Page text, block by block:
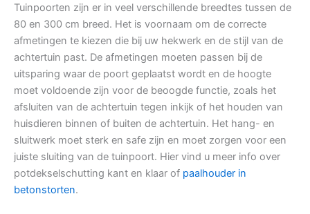
Tuinpoorten zijn er in veel verschillende breedtes tussen de
80 en 300 cm breed. Het is voornaam om de correcte
afmetingen te kiezen die bij uw hekwerk en de stijl van de
achtertuin past. De afmetingen moeten passen bij de
uitsparing waar de poort geplaatst wordt en de hoogte
moet voldoende zijn voor de beoogde functie, zoals het
afsluiten van de achtertuin tegen inkijk of het houden van
huisdieren binnen of buiten de achtertuin. Het hang- en
sluitwerk moet sterk en safe zijn en moet zorgen voor een
juiste sluiting van de tuinpoort. Hier vind u meer info over
potdekselschutting kant en klaar of paalhouder in
betonstorten.